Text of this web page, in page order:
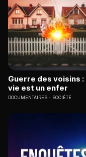
Guerre des voisins :
vie est un enfer
DOCUMENTAIRES SOCIÉTÉ